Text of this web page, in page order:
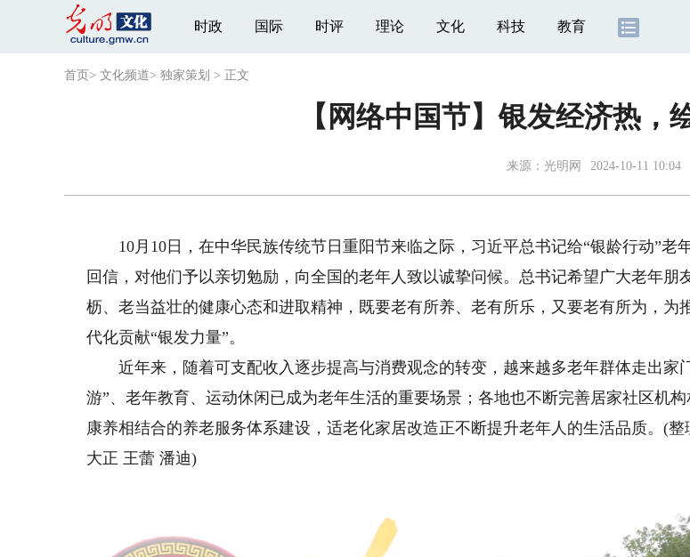
时政 国际 时评 理论 文化 科技 教育
首页 > 文化频道> 独家策划 > 正文
【网络中国节】银发经济热，
来源： 光明网 2024-10-11 10:04
10月10日，在中华民族传统节日重阳节来临之际，习近平总书记给“银龄行动”老
回信，对他们予以亲切勉励，向全国的老年人致以诚挚问候。总书记希望广大老年朋
枥、老当益壮的健康心态和进取精神，既要老有所养、老有所乐，又要老有所为，为
代化贡献“银发力量”。
近年来，随着可支配收入逐步提高与消费观念的转变，越来越多老年群体走出家
游”、老年教育、运动休闲已成为老年生活的重要场景；各地也不断完善居家社区机
康养相结合的养老服务体系建设，适老化家居改造正不断提升老年人的生活品质。(
大正 王蕾 潘迪)